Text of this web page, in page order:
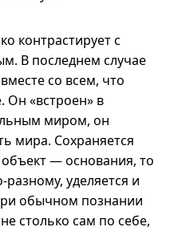
контрастирует с
В последнем случае
со всем, что
Он «встроен» в
миром, он
мира. Сохраняется
— основания, то
разному, уделяется и
обычном познании
столько сам по себе,